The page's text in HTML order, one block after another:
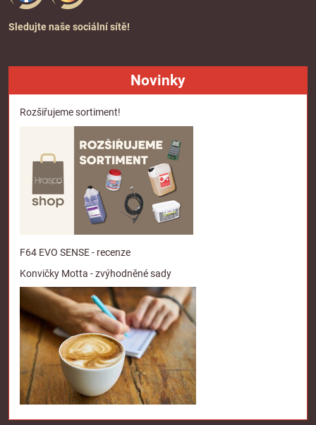
Sledujte naše sociální sítě!
Novinky
Rozšiřujeme sortiment!
F64 EVO SENSE - recenze
Konvičky Motta - zvýhodněné sady